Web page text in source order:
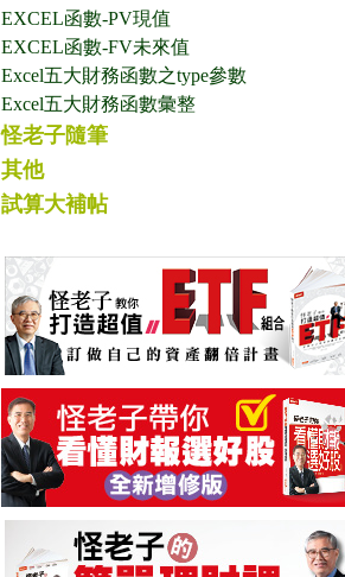
EXCEL函數-PV現值
EXCEL函數-FV未來值
Excel五大財務函數之type參數
Excel五大財務函數彙整
怪老子隨筆
其他
試算大補帖